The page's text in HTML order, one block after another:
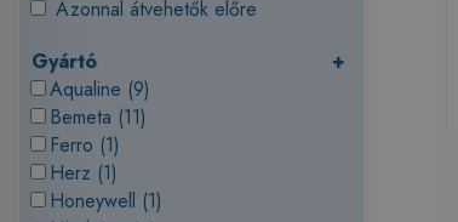
Azonnal átvehetők előre
Gyártó
+
Aqualine (9)
Bemeta (11)
Ferro (1)
Herz (1)
Honeywell (1)